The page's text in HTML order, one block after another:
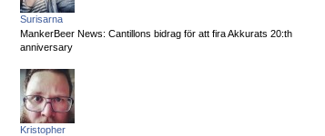
Surisarna
MankerBeer News: Cantillons bidrag för att fira Akkurats 20:th
anniversary
Kristopher